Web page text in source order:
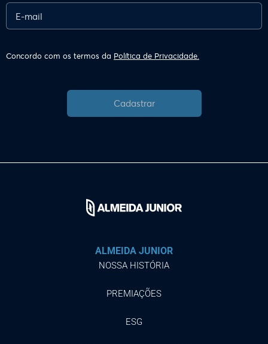
Concordo com os termos da Política de Privacidade.
Cadastrar
ALMEIDA JUNIOR
NOSSA HISTÓRIA
PREMIAÇÕES
ESG